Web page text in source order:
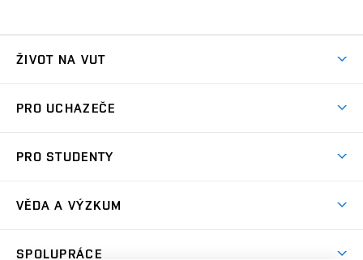
ŽIVOT NA VUT
Koleje
Sport na VUT
PRO UCHAZEČE
Dny otevřených dveří
Celoživotní vzdělávání
PRO STUDENTY
Harmonogram akademického roku
Zpracování osobních údajů studentů
Sociální bezpečí
VĚDA A VÝZKUM
SPOLUPRÁCE